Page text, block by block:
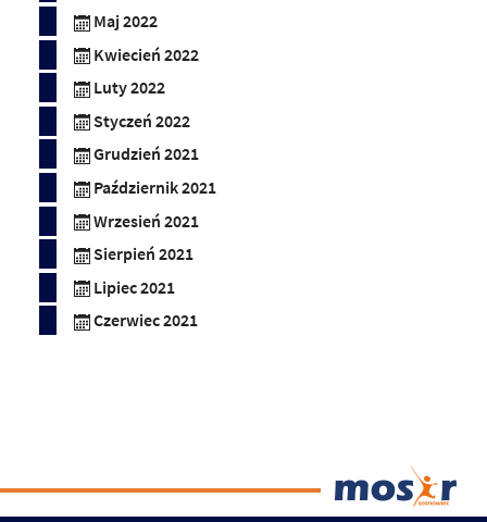
Maj 2022
Kwiecień 2022
Luty 2022
Styczeń 2022
Grudzień 2021
Październik 2021
Wrzesień 2021
Sierpień 2021
Lipiec 2021
Czerwiec 2021